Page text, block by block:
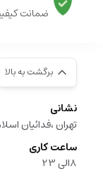
ضمانت
برگشت به بالا
نشانی
تهران ،فدائیان
ساعت کاری
8الی 23